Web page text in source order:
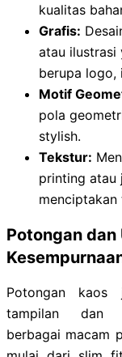
kualitas
Grafis:
atau ilustrasi
berupa logo,
Motif
pola
stylish.
Tekstur:
printing atau
Potongan
Potongan kaos
tampilan dan
berbagai macam